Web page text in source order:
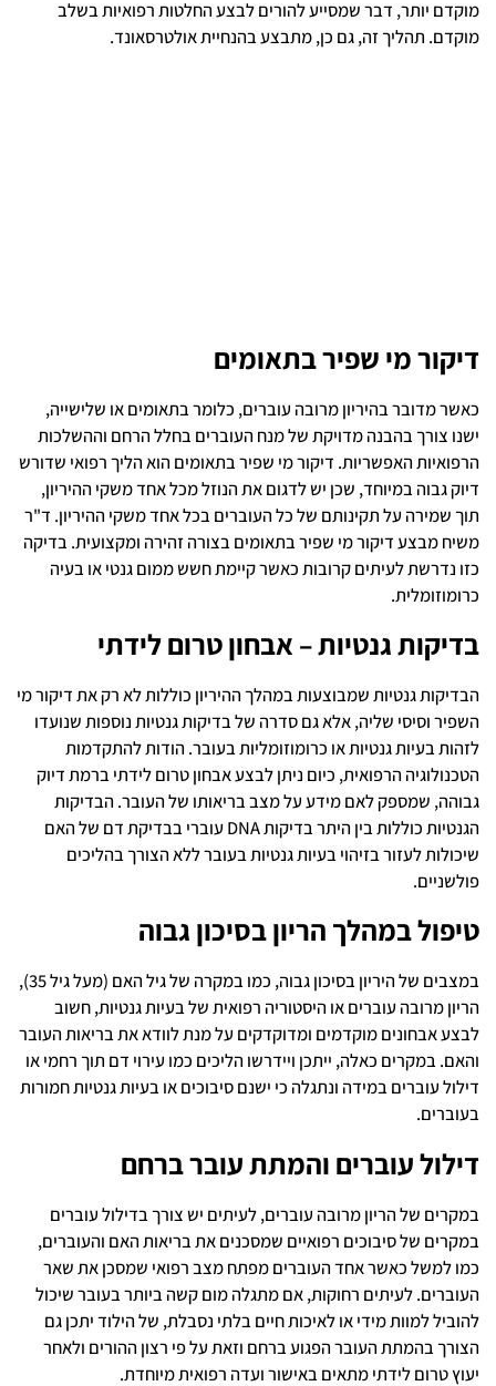
מוקדם יותר, דבר שמסייע להורים לבצע החלטות רפואיות בשלב
מוקדם. תהליך זה, גם כן, מתבצע בהנחיית אולטרסאונד.
דיקור מי שפיר בתאומים
כאשר מדובר בהיריון מרובה עוברים, כלומר בתאומים או שלישייה,
ישנו צורך בהבנה מדויקת של מנח העוברים בחלל הרחם וההשלכות
הרפואיות האפשריות. דיקור מי שפיר בתאומים הוא הליך רפואי שדורש
דיוק גבוה במיוחד, שכן יש לדגום את הנוזל מכל אחד משקי ההיריון,
תוך שמירה על תקינותם של כל העוברים בכל אחד משקי ההיריון. ד"ר
משיח מבצע דיקור מי שפיר בתאומים בצורה זהירה ומקצועית. בדיקה
כזו נדרשת לעיתים קרובות כאשר קיימת חשש ממום גנטי או בעיה
כרומוזומלית.
בדיקות גנטיות – אבחון טרום לידתי
הבדיקות גנטיות שמבוצעות במהלך ההיריון כוללות לא רק את דיקור מי
השפיר וסיסי שליה, אלא גם סדרה של בדיקות גנטיות נוספות שנועדו
לזהות בעיות גנטיות או כרומוזומליות בעובר. הודות להתקדמות
הטכנולוגיה הרפואית, כיום ניתן לבצע אבחון טרום לידתי ברמת דיוק
גבוהה, שמספק לאם מידע על מצב בריאותו של העובר. הבדיקות
הגנטיות כוללות בין היתר בדיקות DNA עוברי בבדיקת דם של האם
שיכולות לעזור בזיהוי בעיות גנטיות בעובר ללא הצורך בהליכים
פולשניים.
טיפול במהלך הריון בסיכון גבוה
במצבים של היריון בסיכון גבוה, כמו במקרה של גיל האם (מעל גיל 35),
הריון מרובה עוברים או היסטוריה רפואית של בעיות גנטיות, חשוב
לבצע אבחונים מוקדמים ומדוקדקים על מנת לוודא את בריאות העובר
והאם. במקרים כאלה, ייתכן ויידרשו הליכים כמו עירוי דם תוך רחמי או
דילול עוברים במידה ונתגלה כי ישנם סיבוכים או בעיות גנטיות חמורות
בעוברים.
דילול עוברים והמתת עובר ברחם
במקרים של הריון מרובה עוברים, לעיתים יש צורך בדילול עוברים
במקרים של סיבוכים רפואיים שמסכנים את בריאות האם והעוברים,
כמו למשל כאשר אחד העוברים מפתח מצב רפואי שמסכן את שאר
העוברים. לעיתים רחוקות, אם מתגלה מום קשה ביותר בעובר שיכול
להוביל למוות מידי או לאיכות חיים בלתי נסבלת, של הילוד יתכן גם
הצורך בהמתת העובר הפגוע ברחם וזאת על פי רצון ההורים ולאחר
יעוץ טרום לידתי מתאים באישור ועדה רפואית מיוחדת.